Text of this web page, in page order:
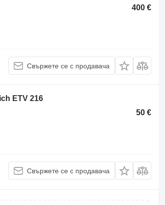
400 €
Свържете се с продавача
ETV 216
50 €
Свържете се с продавача